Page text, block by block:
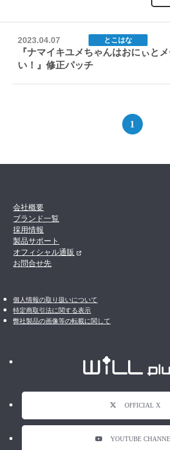
2023.04.07 とこはな
『ナマイキユメちゃんはおにぃと
い！』修正パッチ
1
会社概要
ブランド一覧
採用情報
製品サポート
オフィシャル通販
お問合せ先
個人情報の取り扱いについて
特定商取引法に関する表示
弊社製品の画像等の転載に関して
OFFICIAL X
YOUTUBE